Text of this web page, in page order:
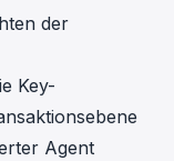
der
Key-
Agent